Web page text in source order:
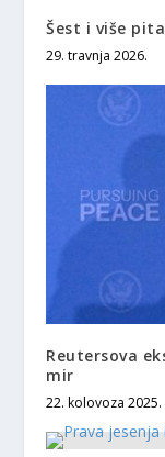
Šest i više
29. travnja 2026.
Reutersova
mir
22. kolovoza 2025.